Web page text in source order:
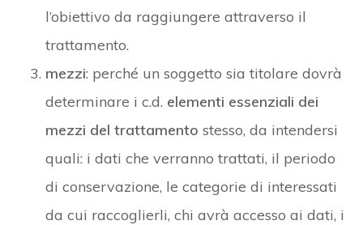
l’obiettivo da raggiungere attraverso il
trattamento.
mezzi: perché un soggetto sia titolare dovrà
determinare i c.d. elementi essenziali dei
mezzi del trattamento stesso, da intendersi
quali: i dati che verranno trattati, il periodo
di conservazione, le categorie di interessati
da cui raccoglierli, chi avrà accesso ai dati, i